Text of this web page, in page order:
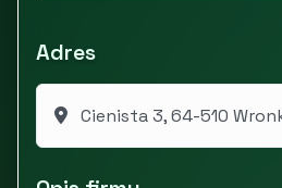
Adres
Cienista 3, 64-510